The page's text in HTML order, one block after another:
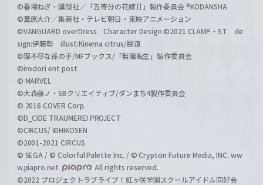
©春場ねぎ・講談社／「五等分の花嫁∬」製作委員会 ®KODANSHA
©葦原大介／集英社・テレビ朝日・東映アニメーション
©VANGUARD overDress Character Design ©2021 CLAMP・ST de
sign:伊藤彰 illust:Kinema citrus/獣道
©理不尽な孫の手/MFブックス/「無職転生」製作委員会
©irodori ent post
© MARVEL
©大森藤ノ・SBクリエイティブ/ダンまち4製作委員会
© 2016 COVER Corp.
©D_CIDE TRAUMEREI PROJECT
©CIRCUS/ ©HIKOSEN
©2001-2021 CIRCUS
© SEGA / © Colorful Palette Inc. / © Crypton Future Media, INC. ww
w.piapro.net
All rights reserved.
©2022 プロジェクトラブライブ！虹ヶ咲学園スクールアイドル同好会